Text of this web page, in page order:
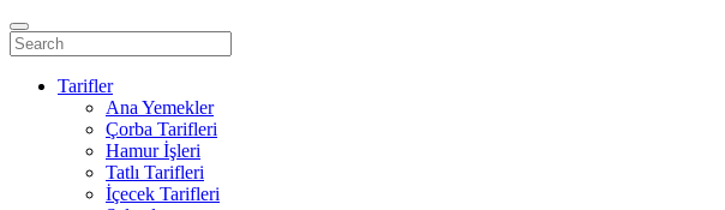
Tarifler
Ana Yemekler
Çorba Tarifleri
Hamur İşleri
Tatlı Tarifleri
İçecek Tarifleri